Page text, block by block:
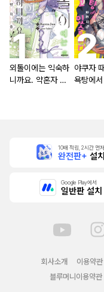
외톨이에는 익숙하
니까요. 약혼자 방
야쿠자
욕탕에
10배 적립, 2시간 먼저
완전판+ 설치
Google Play에서
일반판 설치
회사소개 이용약관
블루머니이용약관